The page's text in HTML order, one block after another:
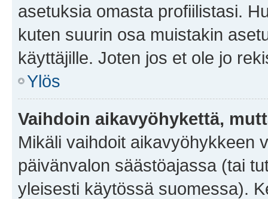
asetuksia omasta profiilistasi.
kuten suurin osa muistakin
käyttäjille. Joten jos et ole jo
Ylös
Vaihdoin aikavyöhykettä,
Mikäli vaihdoit aikavyöhykkeen
päivänvalon säästöajassa (tai
yleisesti käytössä suomessa).